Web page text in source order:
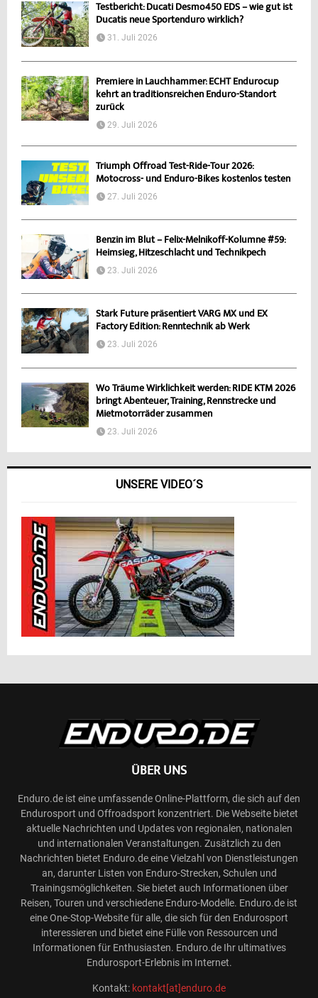
Testbericht: Ducati Desmo450 EDS – wie gut ist
Ducatis neue Sportenduro wirklich?
31. Juli 2026
Premiere in Lauchhammer: ECHT Endurocup
kehrt an traditionsreichen Enduro-Standort
zurück
29. Juli 2026
Triumph Offroad Test-Ride-Tour 2026:
Motocross- und Enduro-Bikes kostenlos testen
27. Juli 2026
Benzin im Blut – Felix-Melnikoff-Kolumne #59:
Heimsieg, Hitzeschlacht und Technikpech
23. Juli 2026
Stark Future präsentiert VARG MX und EX
Factory Edition: Renntechnik ab Werk
23. Juli 2026
Wo Träume Wirklichkeit werden: RIDE KTM 2026
bringt Abenteuer, Training, Rennstrecke und
Mietmotorräder zusammen
23. Juli 2026
UNSERE VIDEO´S
ÜBER UNS
Enduro.de ist eine umfassende Online-Plattform, die sich auf den
Endurosport und Offroadsport konzentriert. Die Webseite bietet
aktuelle Nachrichten und Updates von regionalen, nationalen
und internationalen Veranstaltungen. Zusätzlich zu den
Nachrichten bietet Enduro.de eine Vielzahl von Dienstleistungen
an, darunter Listen von Enduro-Strecken, Schulen und
Trainingsmöglichkeiten. Sie bietet auch Informationen über
Reisen, Touren und verschiedene Enduro-Modelle. Enduro.de ist
eine One-Stop-Website für alle, die sich für den Endurosport
interessieren und bietet eine Fülle von Ressourcen und
Informationen für Enthusiasten. Enduro.de Ihr ultimatives
Endurosport-Erlebnis im Internet.
Kontakt: kontakt[at]enduro.de